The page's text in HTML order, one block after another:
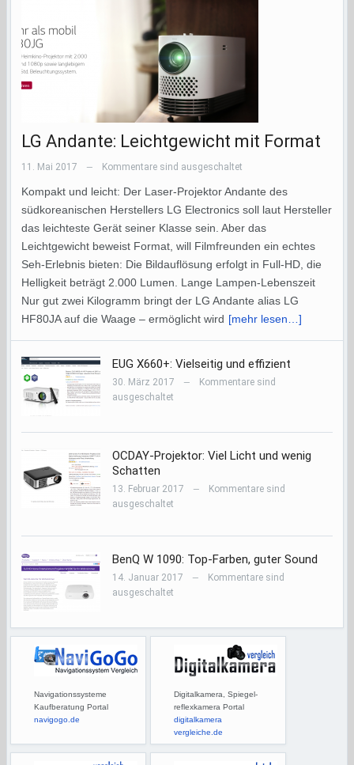
LG Andante: Leichtgewicht mit Format
11. Mai 2017 — Kommentare sind ausgeschaltet
Kompakt und leicht: Der Laser-Projektor Andante des
südkoreanischen Herstellers LG Electronics soll laut Hersteller
das leichteste Gerät seiner Klasse sein. Aber das
Leichtgewicht beweist Format, will Filmfreunden ein echtes
Seh-Erlebnis bieten: Die Bildauflösung erfolgt in Full-HD, die
Helligkeit beträgt 2.000 Lumen. Lange Lampen-Lebenszeit
Nur gut zwei Kilogramm bringt der LG Andante alias LG
HF80JA auf die Waage – ermöglicht wird [mehr lesen…]
EUG X660+: Vielseitig und effizient
30. März 2017 —
Kommentare sind
ausgeschaltet
OCDAY-Projektor: Viel Licht und wenig
Schatten
13. Februar 2017 —
Kommentare sind
ausgeschaltet
BenQ W 1090: Top-Farben, guter Sound
14. Januar 2017 —
Kommentare sind
ausgeschaltet
Navigationssysteme
Kaufberatung Portal
navigogo.de
Digitalkamera, Spiegel-
reflexkamera Portal
digitalkamera
vergleiche.de